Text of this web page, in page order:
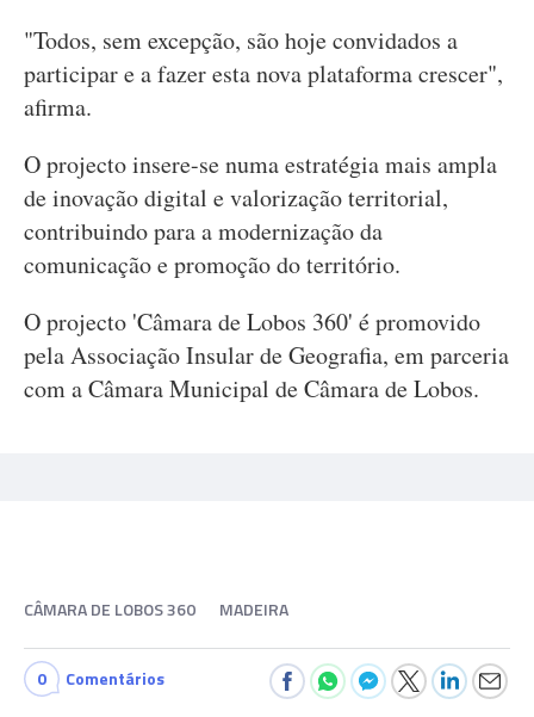
"Todos, sem excepção, são hoje convidados a
participar e a fazer esta nova plataforma crescer",
afirma.
O projecto insere-se numa estratégia mais ampla
de inovação digital e valorização territorial,
contribuindo para a modernização da
comunicação e promoção do território.
O projecto 'Câmara de Lobos 360' é promovido
pela Associação Insular de Geografia, em parceria
com a Câmara Municipal de Câmara de Lobos.
CÂMARA DE LOBOS 360 MADEIRA
0 Comentários